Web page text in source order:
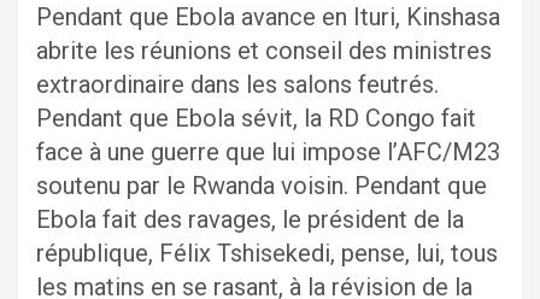
Pendant que Ebola avance en Ituri, Kinshasa
abrite les réunions et conseil des ministres
extraordinaire dans les salons feutrés.
Pendant que Ebola sévit, la RD Congo fait
face à une guerre que lui impose l’AFC/M23
soutenu par le Rwanda voisin. Pendant que
Ebola fait des ravages, le président de la
république, Félix Tshisekedi, pense, lui, tous
les matins en se rasant, à la révision de la